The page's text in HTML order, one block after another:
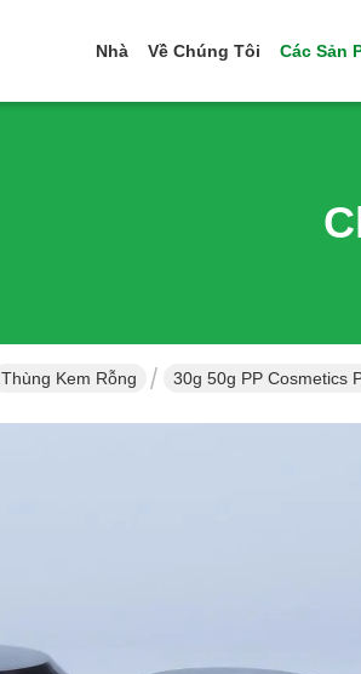
Nhà Về Chúng Tôi Các Sản
Thùng Kem Rỗng 30g 50g PP Cosmetics